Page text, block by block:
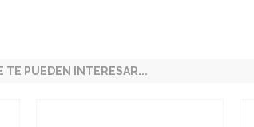
TE PUEDEN INTERESAR...